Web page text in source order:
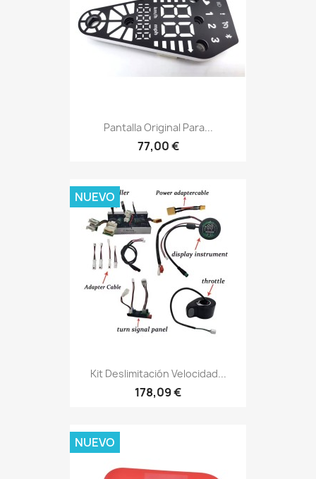
Pantalla Original Para...
77,00 €
Kit Deslimitación Velocidad...
178,09 €
NUEVO
NUEVO